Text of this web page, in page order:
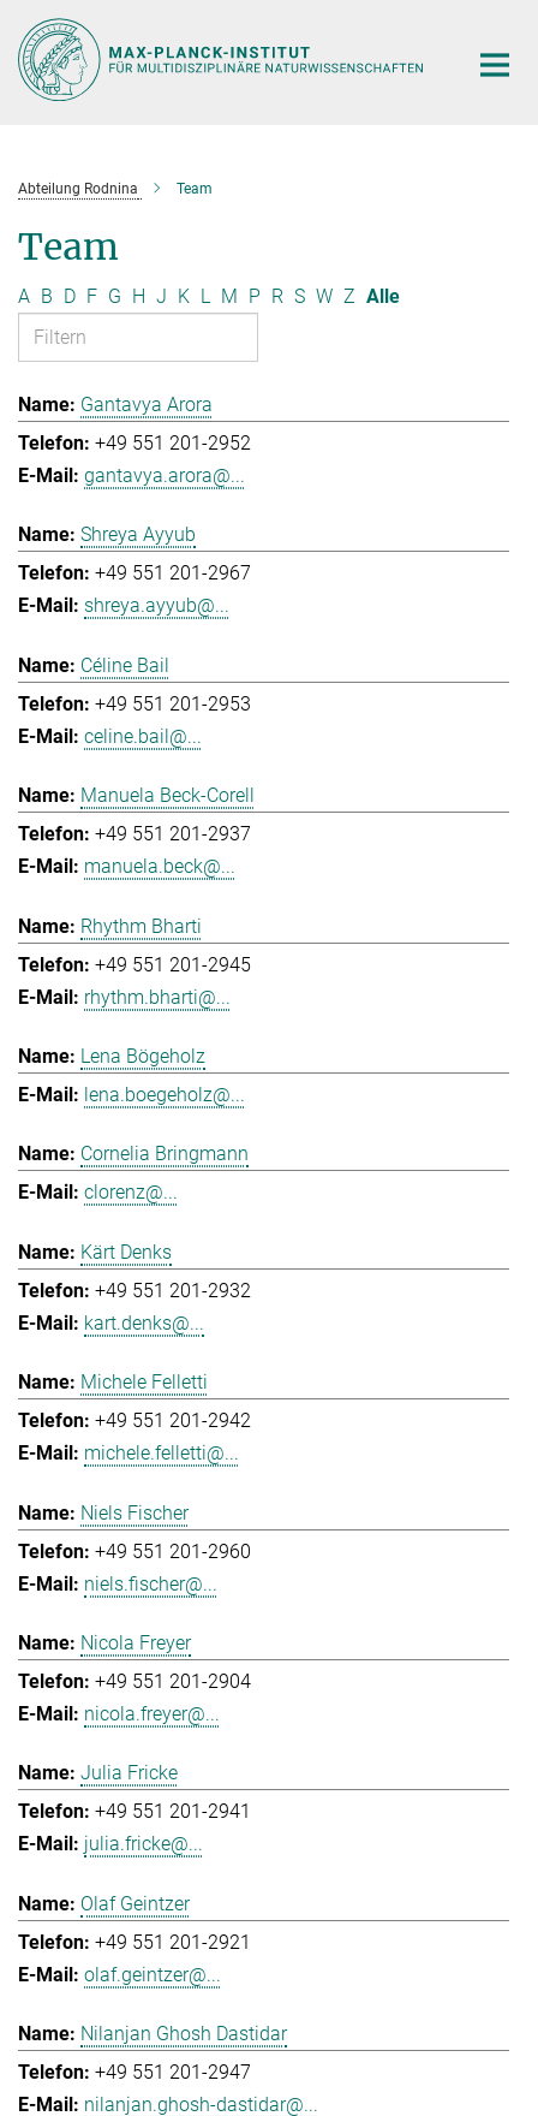
Hauptinhalt
Abteilung Rodnina Team
Team
A B D F G H J K L M P R S W Z Alle
Gantavya Arora
+49 551 201-2952
gantavya.arora@...
Shreya Ayyub
+49 551 201-2967
shreya.ayyub@...
Céline Bail
+49 551 201-2953
celine.bail@...
Manuela Beck-Corell
+49 551 201-2937
manuela.beck@...
Rhythm Bharti
+49 551 201-2945
rhythm.bharti@...
Lena Bögeholz
lena.boegeholz@...
Cornelia Bringmann
clorenz@...
Kärt Denks
+49 551 201-2932
kart.denks@...
Michele Felletti
+49 551 201-2942
michele.felletti@...
Niels Fischer
+49 551 201-2960
niels.fischer@...
Nicola Freyer
+49 551 201-2904
nicola.freyer@...
Julia Fricke
+49 551 201-2941
julia.fricke@...
Olaf Geintzer
+49 551 201-2921
olaf.geintzer@...
Nilanjan Ghosh Dastidar
+49 551 201-2947
nilanjan.ghosh-dastidar@...